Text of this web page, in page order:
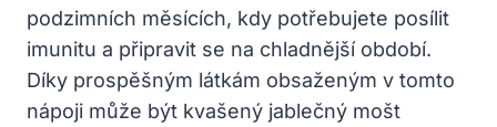
podzimních měsících, kdy potřebujete posílit
imunitu a připravit se na chladnější období.
Díky prospěšným látkám obsaženým v tomto
nápoji může být kvašený jablečný mošt